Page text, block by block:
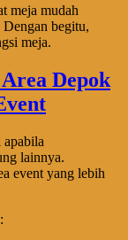
meja mudah
Dengan begitu,
meja.
lainnya.
event yang lebih